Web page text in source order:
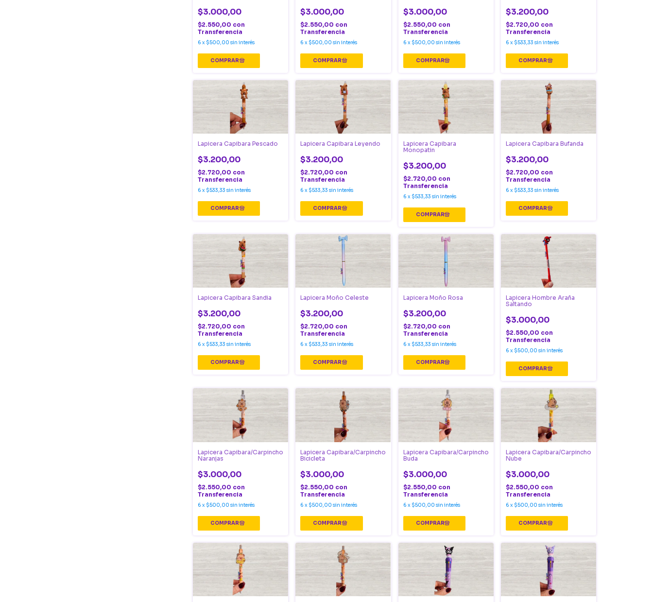
$3.000,00
$2.550,00 con
Transferencia
6 x $500,00 sin interés
$3.000,00
$2.550,00 con
Transferencia
6 x $500,00 sin interés
$3.000,00
$2.550,00 con
Transferencia
6 x $500,00 sin interés
$3.200,00
$2.720,00 con
Transferencia
6 x $533,33 sin interés
Lapicera Capibara Pescado
$3.200,00
$2.720,00 con
Transferencia
6 x $533,33 sin interés
Lapicera Capibara Leyendo
$3.200,00
$2.720,00 con
Transferencia
6 x $533,33 sin interés
Lapicera Capibara
Monopatin
$3.200,00
$2.720,00 con
Transferencia
6 x $533,33 sin interés
Lapicera Capibara Bufanda
$3.200,00
$2.720,00 con
Transferencia
6 x $533,33 sin interés
Lapicera Capibara Sandia
$3.200,00
$2.720,00 con
Transferencia
6 x $533,33 sin interés
Lapicera Moño Celeste
$3.200,00
$2.720,00 con
Transferencia
6 x $533,33 sin interés
Lapicera Moño Rosa
$3.200,00
$2.720,00 con
Transferencia
6 x $533,33 sin interés
Lapicera Hombre Araña
Saltando
$3.000,00
$2.550,00 con
Transferencia
6 x $500,00 sin interés
Lapicera Capibara/Carpincho
Naranjas
$3.000,00
$2.550,00 con
Transferencia
6 x $500,00 sin interés
Lapicera Capibara/Carpincho
Bicicleta
$3.000,00
$2.550,00 con
Transferencia
6 x $500,00 sin interés
Lapicera Capibara/Carpincho
Buda
$3.000,00
$2.550,00 con
Transferencia
6 x $500,00 sin interés
Lapicera Capibara/Carpincho
Nube
$3.000,00
$2.550,00 con
Transferencia
6 x $500,00 sin interés